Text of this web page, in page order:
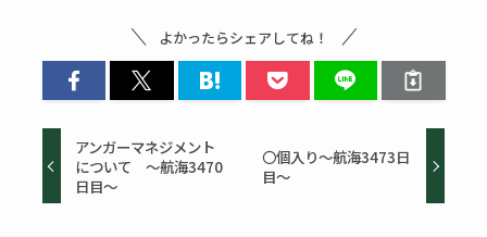
よかったらシェアしてね！
アンガーマネジメント
について ～航海3470
日目～
〇個入り～航海3473日
目～